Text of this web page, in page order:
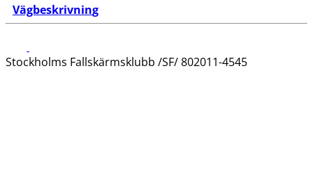
Vägbeskrivning
Stockholms Fallskärmsklubb /SF/ 802011-4545